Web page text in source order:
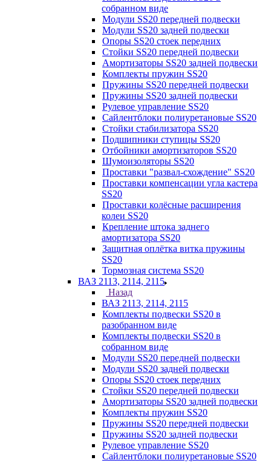
собранном виде
Модули SS20 передней подвески
Модули SS20 задней подвески
Опоры SS20 стоек передних
Стойки SS20 передней подвески
Амортизаторы SS20 задней подвески
Комплекты пружин SS20
Пружины SS20 передней подвески
Пружины SS20 задней подвески
Рулевое управление SS20
Сайлентблоки полиуретановые SS20
Стойки стабилизатора SS20
Подшипники ступицы SS20
Отбойники амортизаторов SS20
Шумоизоляторы SS20
Проставки "развал-схождение" SS20
Проставки компенсации угла кастера
SS20
Проставки колёсные расширения
колеи SS20
Крепление штока заднего
амортизатора SS20
Защитная оплётка витка пружины
SS20
Тормозная система SS20
ВАЗ 2113, 2114, 2115
Назад
ВАЗ 2113, 2114, 2115
Комплекты подвески SS20 в
разобранном виде
Комплекты подвески SS20 в
собранном виде
Модули SS20 передней подвески
Модули SS20 задней подвески
Опоры SS20 стоек передних
Стойки SS20 передней подвески
Амортизаторы SS20 задней подвески
Комплекты пружин SS20
Пружины SS20 передней подвески
Пружины SS20 задней подвески
Рулевое управление SS20
Сайлентблоки полиуретановые SS20